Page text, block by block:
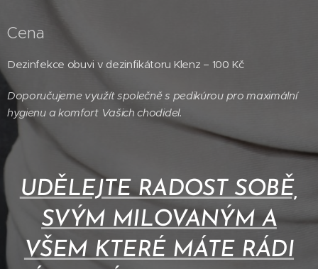
Cena
Dezinfekce obuvi v dezinfikátoru Klenz – 100 Kč
Doporučujeme využít společně s pedikúrou pro maximální
hygienu a komfort Vašich chodidel.
UDĚLEJTE RADOST SOBĚ,
SVÝM MILOVANÝM A
VŠEM KTERÉ MÁTE RÁDI